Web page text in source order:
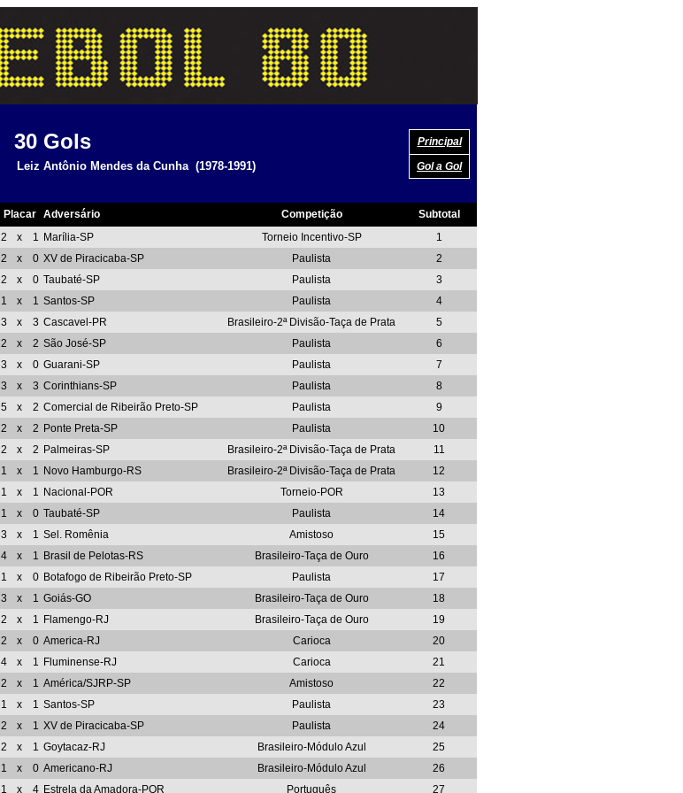
30 Gols Principal
Leiz Antônio Mendes da Cunha (1978-1991) Gol a Gol
Placar Adversário Competição
Subtotal
2 x 1 Marília-SP Torneio Incentivo-SP
1
2 x 0 XV de Piracicaba-SP Paulista
2
2 x 0 Taubaté-SP Paulista
3
1 x 1 Santos-SP Paulista
4
3 x 3 Cascavel-PR Brasileiro-2ª Divisão-Taça de Prata
5
2 x 2 São José-SP Paulista
6
3 x 0 Guarani-SP Paulista
7
3 x 3 Corinthians-SP Paulista
8
5 x 2 Comercial de Ribeirão Preto-SP Paulista
9
2 x 2 Ponte Preta-SP Paulista
10
2 x 2 Palmeiras-SP Brasileiro-2ª Divisão-Taça de Prata
11
1 x 1 Novo Hamburgo-RS Brasileiro-2ª Divisão-Taça de Prata
12
1 x 1 Nacional-POR Torneio-POR
13
1 x 0 Taubaté-SP Paulista
14
3 x 1 Sel. Romênia Amistoso
15
4 x 1 Brasil de Pelotas-RS Brasileiro-Taça de Ouro
16
1 x 0 Botafogo de Ribeirão Preto-SP Paulista
17
3 x 1 Goiás-GO Brasileiro-Taça de Ouro
18
2 x 1 Flamengo-RJ Brasileiro-Taça de Ouro
19
2 x 0 America-RJ Carioca
20
4 x 1 Fluminense-RJ Carioca
21
2 x 1 América/SJRP-SP Amistoso
22
1 x 1 Santos-SP Paulista
23
2 x 1 XV de Piracicaba-SP Paulista
24
2 x 1 Goytacaz-RJ Brasileiro-Módulo Azul
25
1 x 0 Americano-RJ Brasileiro-Módulo Azul
26
1 x 4 Estrela da Amadora-POR Português 27